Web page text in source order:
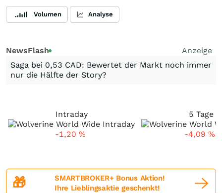
Volumen Analyse
NewsFlash
Anzeige
Saga bei 0,53 CAD: Bewertet der Markt noch immer
nur die Hälfte der Story?
Intraday
-1,20 %
5 Tage
-4,09 %
🎁
SMARTBROKER+ Bonus Aktion!
Ihre Lieblingsaktie geschenkt!